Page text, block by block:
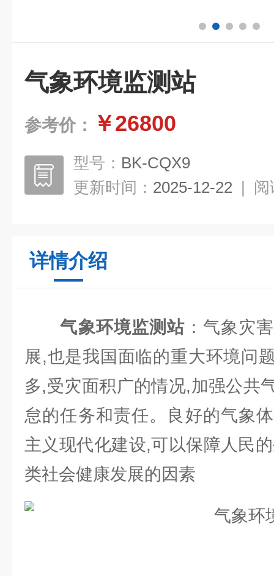
气象环境监测站
参考价： ￥26800
型号： BK-CQX9
更新时间： 2025-12-22 | 阅
详情介绍
气象环境监测站 ：气象灾
展,也是我国面临的重大环境问
多,受灾面积广的情况,加强公共
怠的任务和责任。良好的气象
主义现代化建设,可以保障人民
类社会健康发展的因素